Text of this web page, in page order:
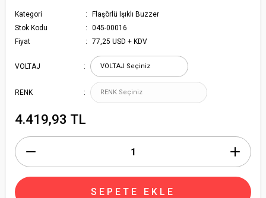
Kategori
Flaşörlü Işıklı Buzzer
Stok Kodu
045-00016
Fiyat
77,25 USD + KDV
VOLTAJ
RENK
4.419,93 TL
SEPETE EKLE